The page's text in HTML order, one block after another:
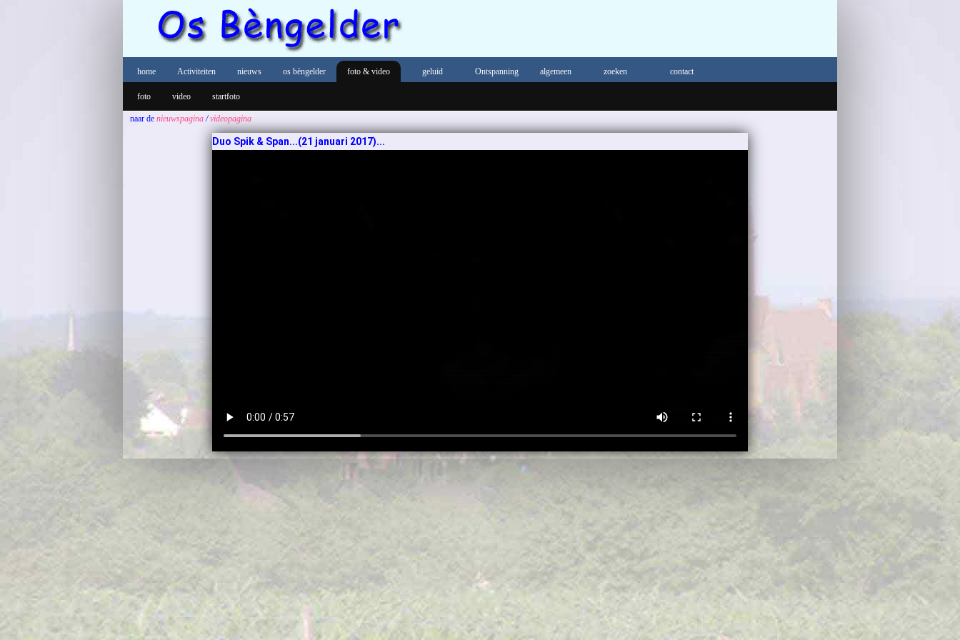
home Activiteiten nieuws os bèngelder foto & video
foto video startfoto
geluid Ontspanning algemeen zoeken contact
naar de nieuwspagina/videopagina
Duo Spik & Span...(21 januari 2017)...